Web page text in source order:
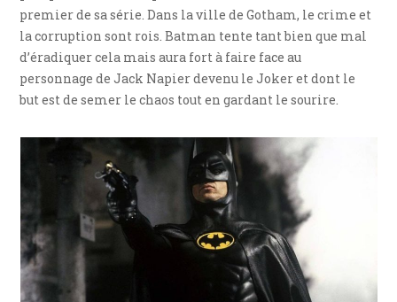
premier de sa série. Dans la ville de Gotham, le crime et
la corruption sont rois. Batman tente tant bien que mal
d’éradiquer cela mais aura fort à faire face au
personnage de Jack Napier devenu le Joker et dont le
but est de semer le chaos tout en gardant le sourire.